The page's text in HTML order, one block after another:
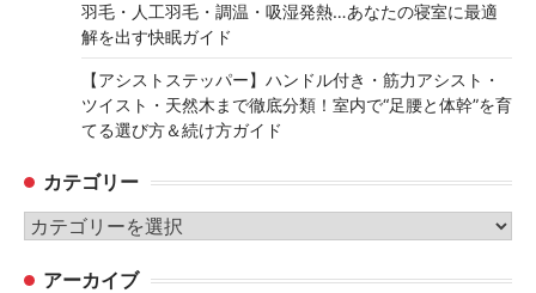
羽毛・人工羽毛・調温・吸湿発熱…あなたの寝室に最適
解を出す快眠ガイド
【アシストステッパー】ハンドル付き・筋力アシスト・
ツイスト・天然木まで徹底分類！室内で“足腰と体幹”を育
てる選び方＆続け方ガイド
カテゴリー
カ
ゴ アーカイブ